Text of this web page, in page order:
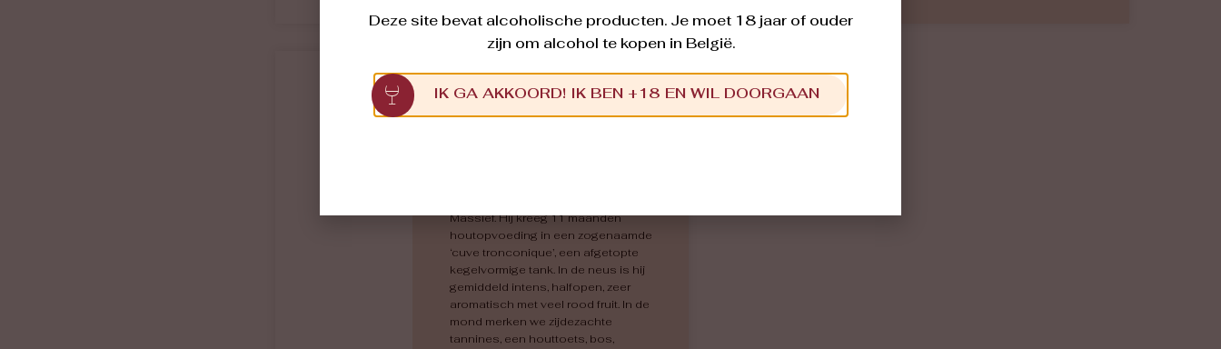
La Chapelle
GAMAY ST. ROMAIN
Massief. Hij kreeg 11 maanden
houtopvoeding in een zogenaamde
‘cuve tronconique’, een afgetopte
kegelvormige tank. In de neus is hij
gemiddeld intens, halfopen, zeer
aromatisch met veel rood fruit. In de
mond merken we zijdezachte
tannines, een houttoets, bos,
Deze site bevat alcoholische producten. Je moet 18 jaar of ouder
zijn om alcohol te kopen in België.
IK GA AKKOORD! IK BEN +18 EN WIL DOORGAAN